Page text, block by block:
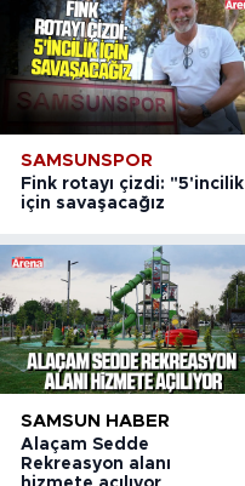
SAMSUNSPOR
Fink rotayı çizdi: "5'incilik
için savaşacağız
SAMSUN HABER
Alaçam Sedde
Rekreasyon alanı